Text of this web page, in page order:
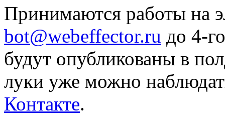
Принимаются работы на
bot@webeffector.ru до 4-
будут опубликованы в
луки уже можно
Контакте.